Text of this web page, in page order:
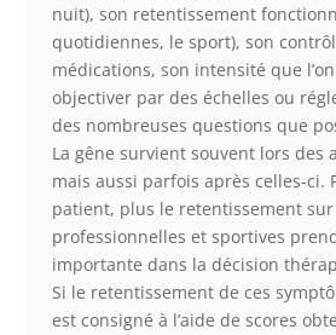
nuit), son retentissement
quotidiennes, le sport), son
médications, son intensité que
objectiver par des échelles ou
des nombreuses questions que
La gêne survient souvent lors des
mais aussi parfois après celles-ci.
patient, plus le retentissement
professionnelles et sportives
importante dans la décision
Si le retentissement de ces
est consigné à l’aide de scores